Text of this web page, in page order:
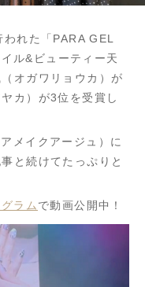
れた「PARA GEL
ル&ビューティー天
オガワリョウカ）が
カ）が3位を受賞し
メイクアージュ）に
と続けてたっぷりと
ラム で動画公開中！